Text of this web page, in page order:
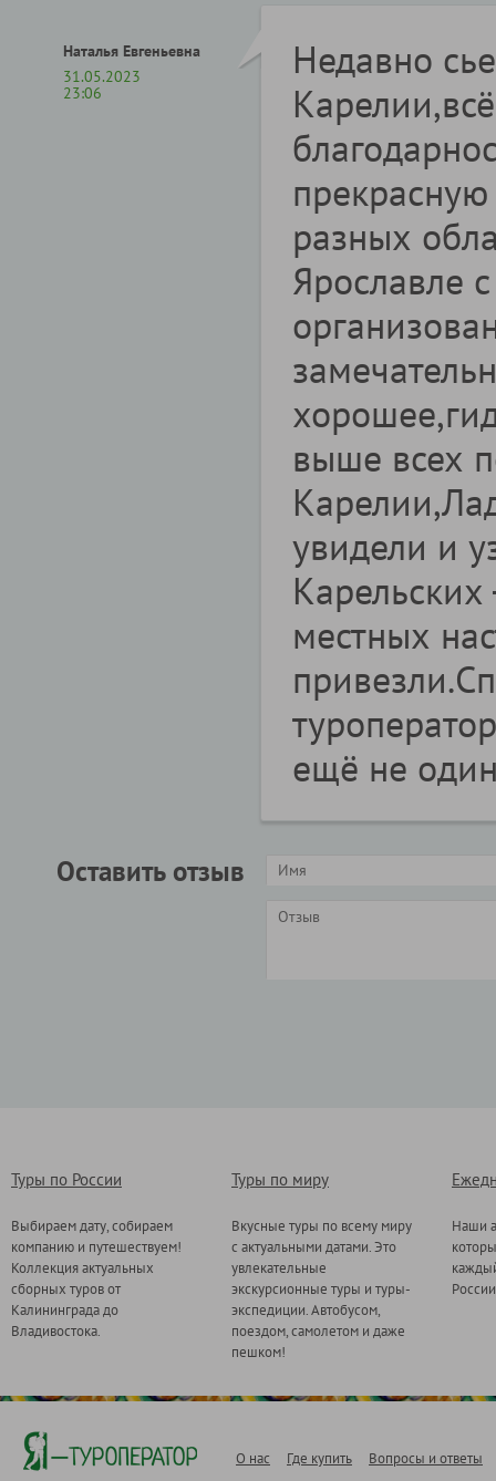
Наталья Евгеньевна
31.05.2023
23:06
Недавно
разных
Ярославле
выше всех
увидели и
местных
ещё не
Оставить отзыв
Туры по России
Выбираем дату, собираем
компанию и путешествуем!
Коллекция актуальных
сборных туров от
Калининграда до
Владивостока.
Туры по миру
Вкусные туры по всему миру
с актуальными датами. Это
увлекательные
экскурсионные туры и туры-
экспедиции. Автобусом,
поездом, самолетом и даже
пешком!
Наши
О нас Где купить Вопросы и ответы